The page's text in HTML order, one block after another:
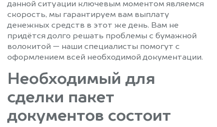
данной ситуации ключевым моментом являемся
скорость, мы гарантируем вам выплату
денежных средств в этот же день. Вам не
придётся долго решать проблемы с бумажной
волокитой — наши специалисты помогут с
оформлением всей необходимой документации.
Необходимый для
сделки пакет
документов состоит